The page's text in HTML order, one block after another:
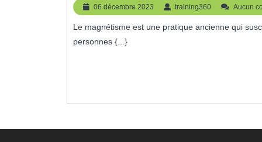
Magnétisme
Énergétiques
06 décembre 2023
06
décembre
2023
training360 training360
Aucun
Le magnétisme est une pratique ancienne qui suscite un intérêt croissant de nos jours. De plus en plus de
personnes {...}